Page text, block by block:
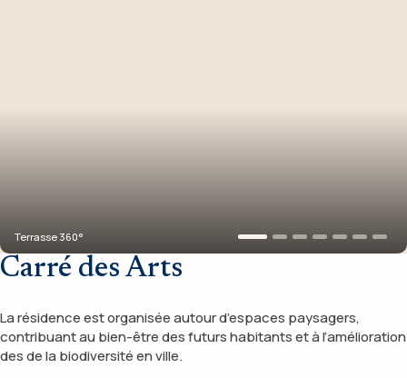
Terrasse 360°
Carré des Arts
La résidence est organisée autour d’espaces paysagers,
contribuant au bien-être des futurs habitants et à l’amélioration
des de la biodiversité en ville.